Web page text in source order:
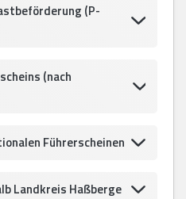
(P-
(nach
Führerscheinen
Landkreis Haßberge